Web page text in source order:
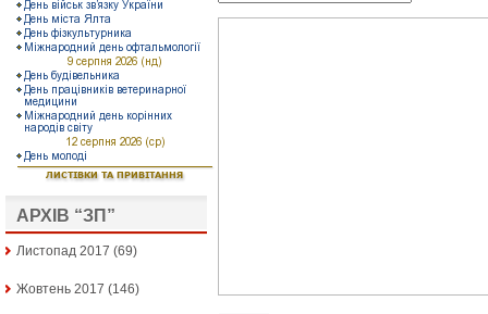
АРХІВ “ЗП”
Листопад 2017 (69)
Жовтень 2017 (146)